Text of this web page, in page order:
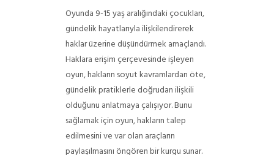
Oyunda 9-15 yaş aralığındaki çocukları,
gündelik hayatlarıyla ilişkilendirerek
haklar üzerine düşündürmek amaçlandı.
Haklara erişim çerçevesinde işleyen
oyun, hakların soyut kavramlardan öte,
gündelik pratiklerle doğrudan ilişkili
olduğunu anlatmaya çalışıyor. Bunu
sağlamak için oyun, hakların talep
edilmesini ve var olan araçların
paylaşılmasını öngören bir kurgu sunar.